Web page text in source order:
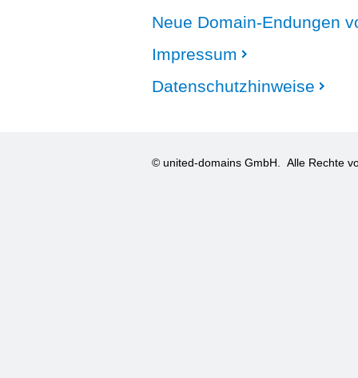
Neue Domain-Endungen
Impressum
Datenschutzhinweise
© united-domains GmbH. Alle Rechte